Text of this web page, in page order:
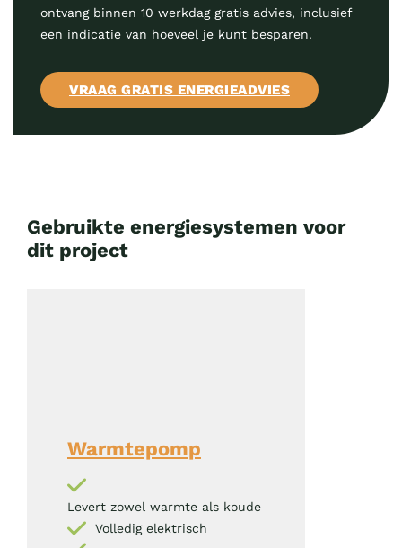
ontvang binnen 10 werkdag gratis advies, inclusief
een indicatie van hoeveel je kunt besparen.
VRAAG GRATIS ENERGIEADVIES
Gebruikte energiesystemen voor
dit project
Warmtepomp
Levert zowel warmte als koude
Volledig elektrisch